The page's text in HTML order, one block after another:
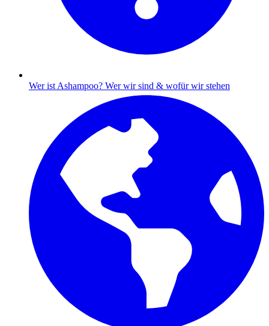
Wer ist Ashampoo? Wer wir sind & wofür wir stehen